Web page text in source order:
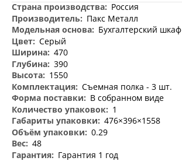
Дополнительная
информация
Россия
Пакс Металл
Бухгалтерский шкаф
Серый
470
390
1550
Съемная полка - 3 шт.
В собранном виде
1
476×396×1558
0.29
48
Гарантия 1 год